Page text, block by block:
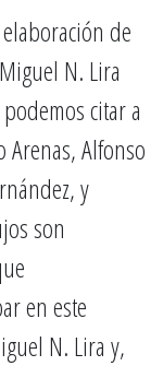
de
N. Lira
citar a
Alfonso
y
son
en este
N. Lira y,